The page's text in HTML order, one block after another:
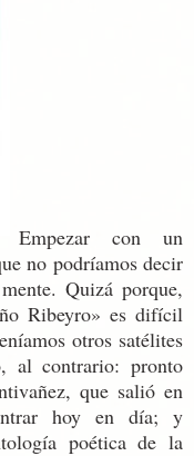
Empezar con un
no podríamos decir
Quizá porque,
Ribeyro» es difícil
otros satélites
al contrario: pronto
que salió en
hoy en día; y
poética de la